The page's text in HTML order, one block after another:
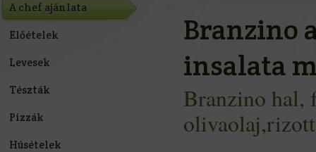
A chef ajánlata
Előételek
Levesek
Tészták
Pizzák
Húsételek
Branzino
insalata
Branzino hal,